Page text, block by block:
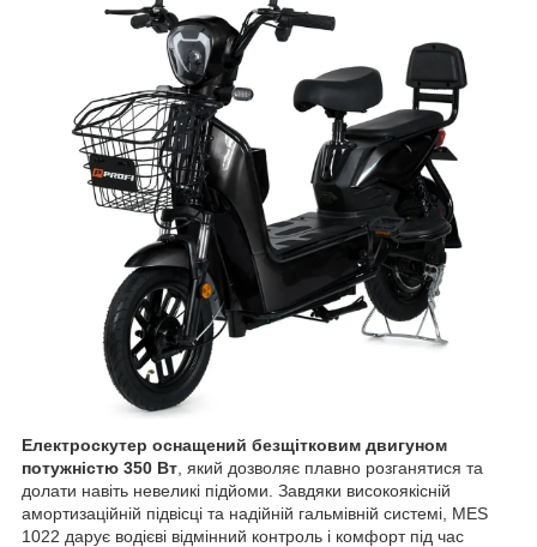
Електроскутер оснащений безщітковим двигуном
потужністю 350 Вт , який дозволяє плавно розганятися та
долати навіть невеликі підйоми. Завдяки високоякісній
амортизаційній підвісці та надійній гальмівній системі, MES
1022 дарує водієві відмінний контроль і комфорт під час